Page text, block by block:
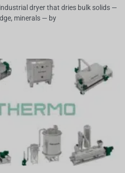
dryer that dries bulk solids —
minerals — by